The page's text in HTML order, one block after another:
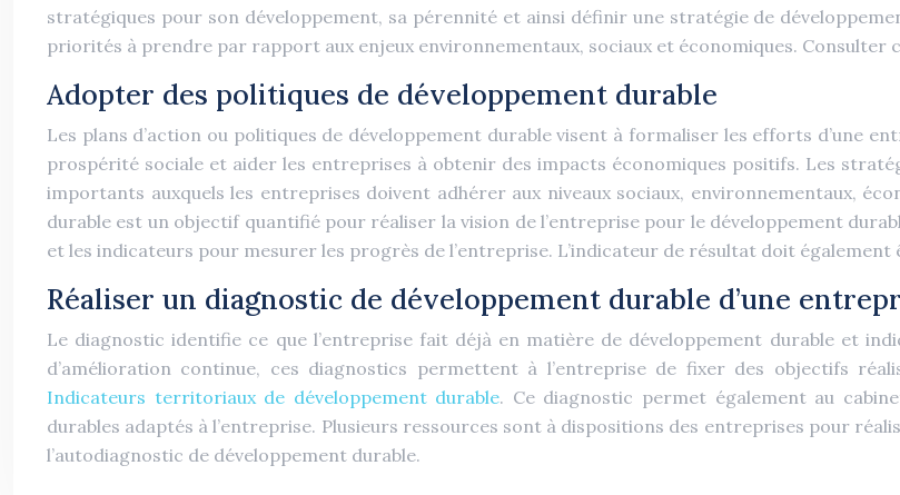
stratégiques pour son développement, sa pérennité et ainsi définir une stratégie de
priorités à prendre par rapport aux enjeux environnementaux, sociaux et économiques. Consulter
Adopter des politiques de développement durable
Les plans d’action ou politiques de développement durable visent à formaliser les efforts d’une
prospérité sociale et aider les entreprises à obtenir des impacts économiques positifs. Les
importants auxquels les entreprises doivent adhérer aux niveaux sociaux, environnementaux,
durable est un objectif quantifié pour réaliser la vision de l’entreprise pour le développement
et les indicateurs pour mesurer les progrès de l’entreprise. L’indicateur de résultat doit
Réaliser un diagnostic de développement durable d’une
Le diagnostic identifie ce que l’entreprise fait déjà en matière de développement durable et
d’amélioration continue, ces diagnostics permettent à l’entreprise de fixer des objectifs
Indicateurs territoriaux de développement durable. Ce diagnostic permet également au
durables adaptés à l’entreprise. Plusieurs ressources sont à dispositions des entreprises pour
l’autodiagnostic de développement durable.